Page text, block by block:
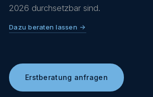
2026 durchsetzbar sind.
Dazu beraten lassen →
Erstberatung anfragen